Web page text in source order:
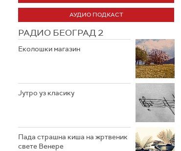
АУДИО ПОДКАСТ
РАДИО БЕОГРАД 2
Еколошки магазин
Јутро уз класику
Пада страшна киша на жртвеник
свете Венере